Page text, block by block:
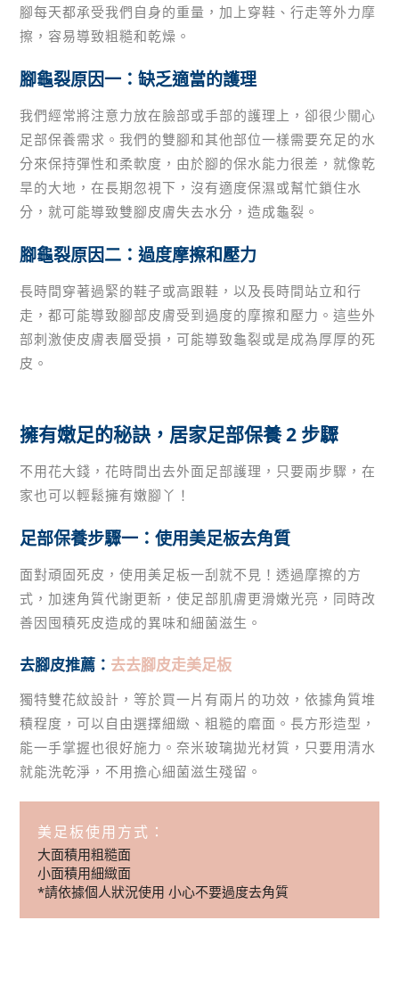
腳每天都承受我們自身的重量，加上穿鞋、行走等外力摩
擦，容易導致粗糙和乾燥。
腳龜裂原因一：缺乏適當的護理
我們經常將注意力放在臉部或手部的護理上，卻很少關心
足部保養需求。我們的雙腳和其他部位一樣需要充足的水
分來保持彈性和柔軟度，由於腳的保水能力很差，就像乾
旱的大地，在長期忽視下，沒有適度保濕或幫忙鎖住水
分，就可能導致雙腳皮膚失去水分，造成龜裂。
腳龜裂原因二：過度摩擦和壓力
長時間穿著過緊的鞋子或高跟鞋，以及長時間站立和行
走，都可能導致腳部皮膚受到過度的摩擦和壓力。這些外
部刺激使皮膚表層受損，可能導致龜裂或是成為厚厚的死
皮。
擁有嫩足的秘訣，居家足部保養 2 步驟
不用花大錢，花時間出去外面足部護理，只要兩步驟，在
家也可以輕鬆擁有嫩腳丫！
足部保養步驟一：使用美足板去角質
面對頑固死皮，使用美足板一刮就不見！透過摩擦的方
式，加速角質代謝更新，使足部肌膚更滑嫩光亮，同時改
善因囤積死皮造成的異味和細菌滋生。
去腳皮推薦： 去去腳皮走美足板
獨特雙花紋設計，等於買一片有兩片的功效，依據角質堆
積程度，可以自由選擇細緻、粗糙的磨面。長方形造型，
能一手掌握也很好施力。奈米玻璃拋光材質，只要用清水
就能洗乾淨，不用擔心細菌滋生殘留。
美足板使用方式：
大面積用粗糙面
小面積用細緻面
*請依據個人狀況使用 小心不要過度去角質